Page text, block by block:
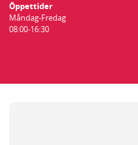
Öppettider
Måndag-Fredag
08:00-16:30